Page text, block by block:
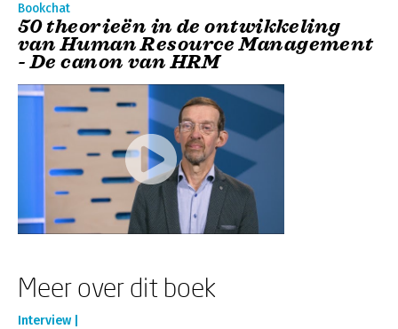
Bookchat
50 theorieën in de ontwikkeling
van Human Resource Management
- De canon van HRM
Meer over dit boek
Interview |